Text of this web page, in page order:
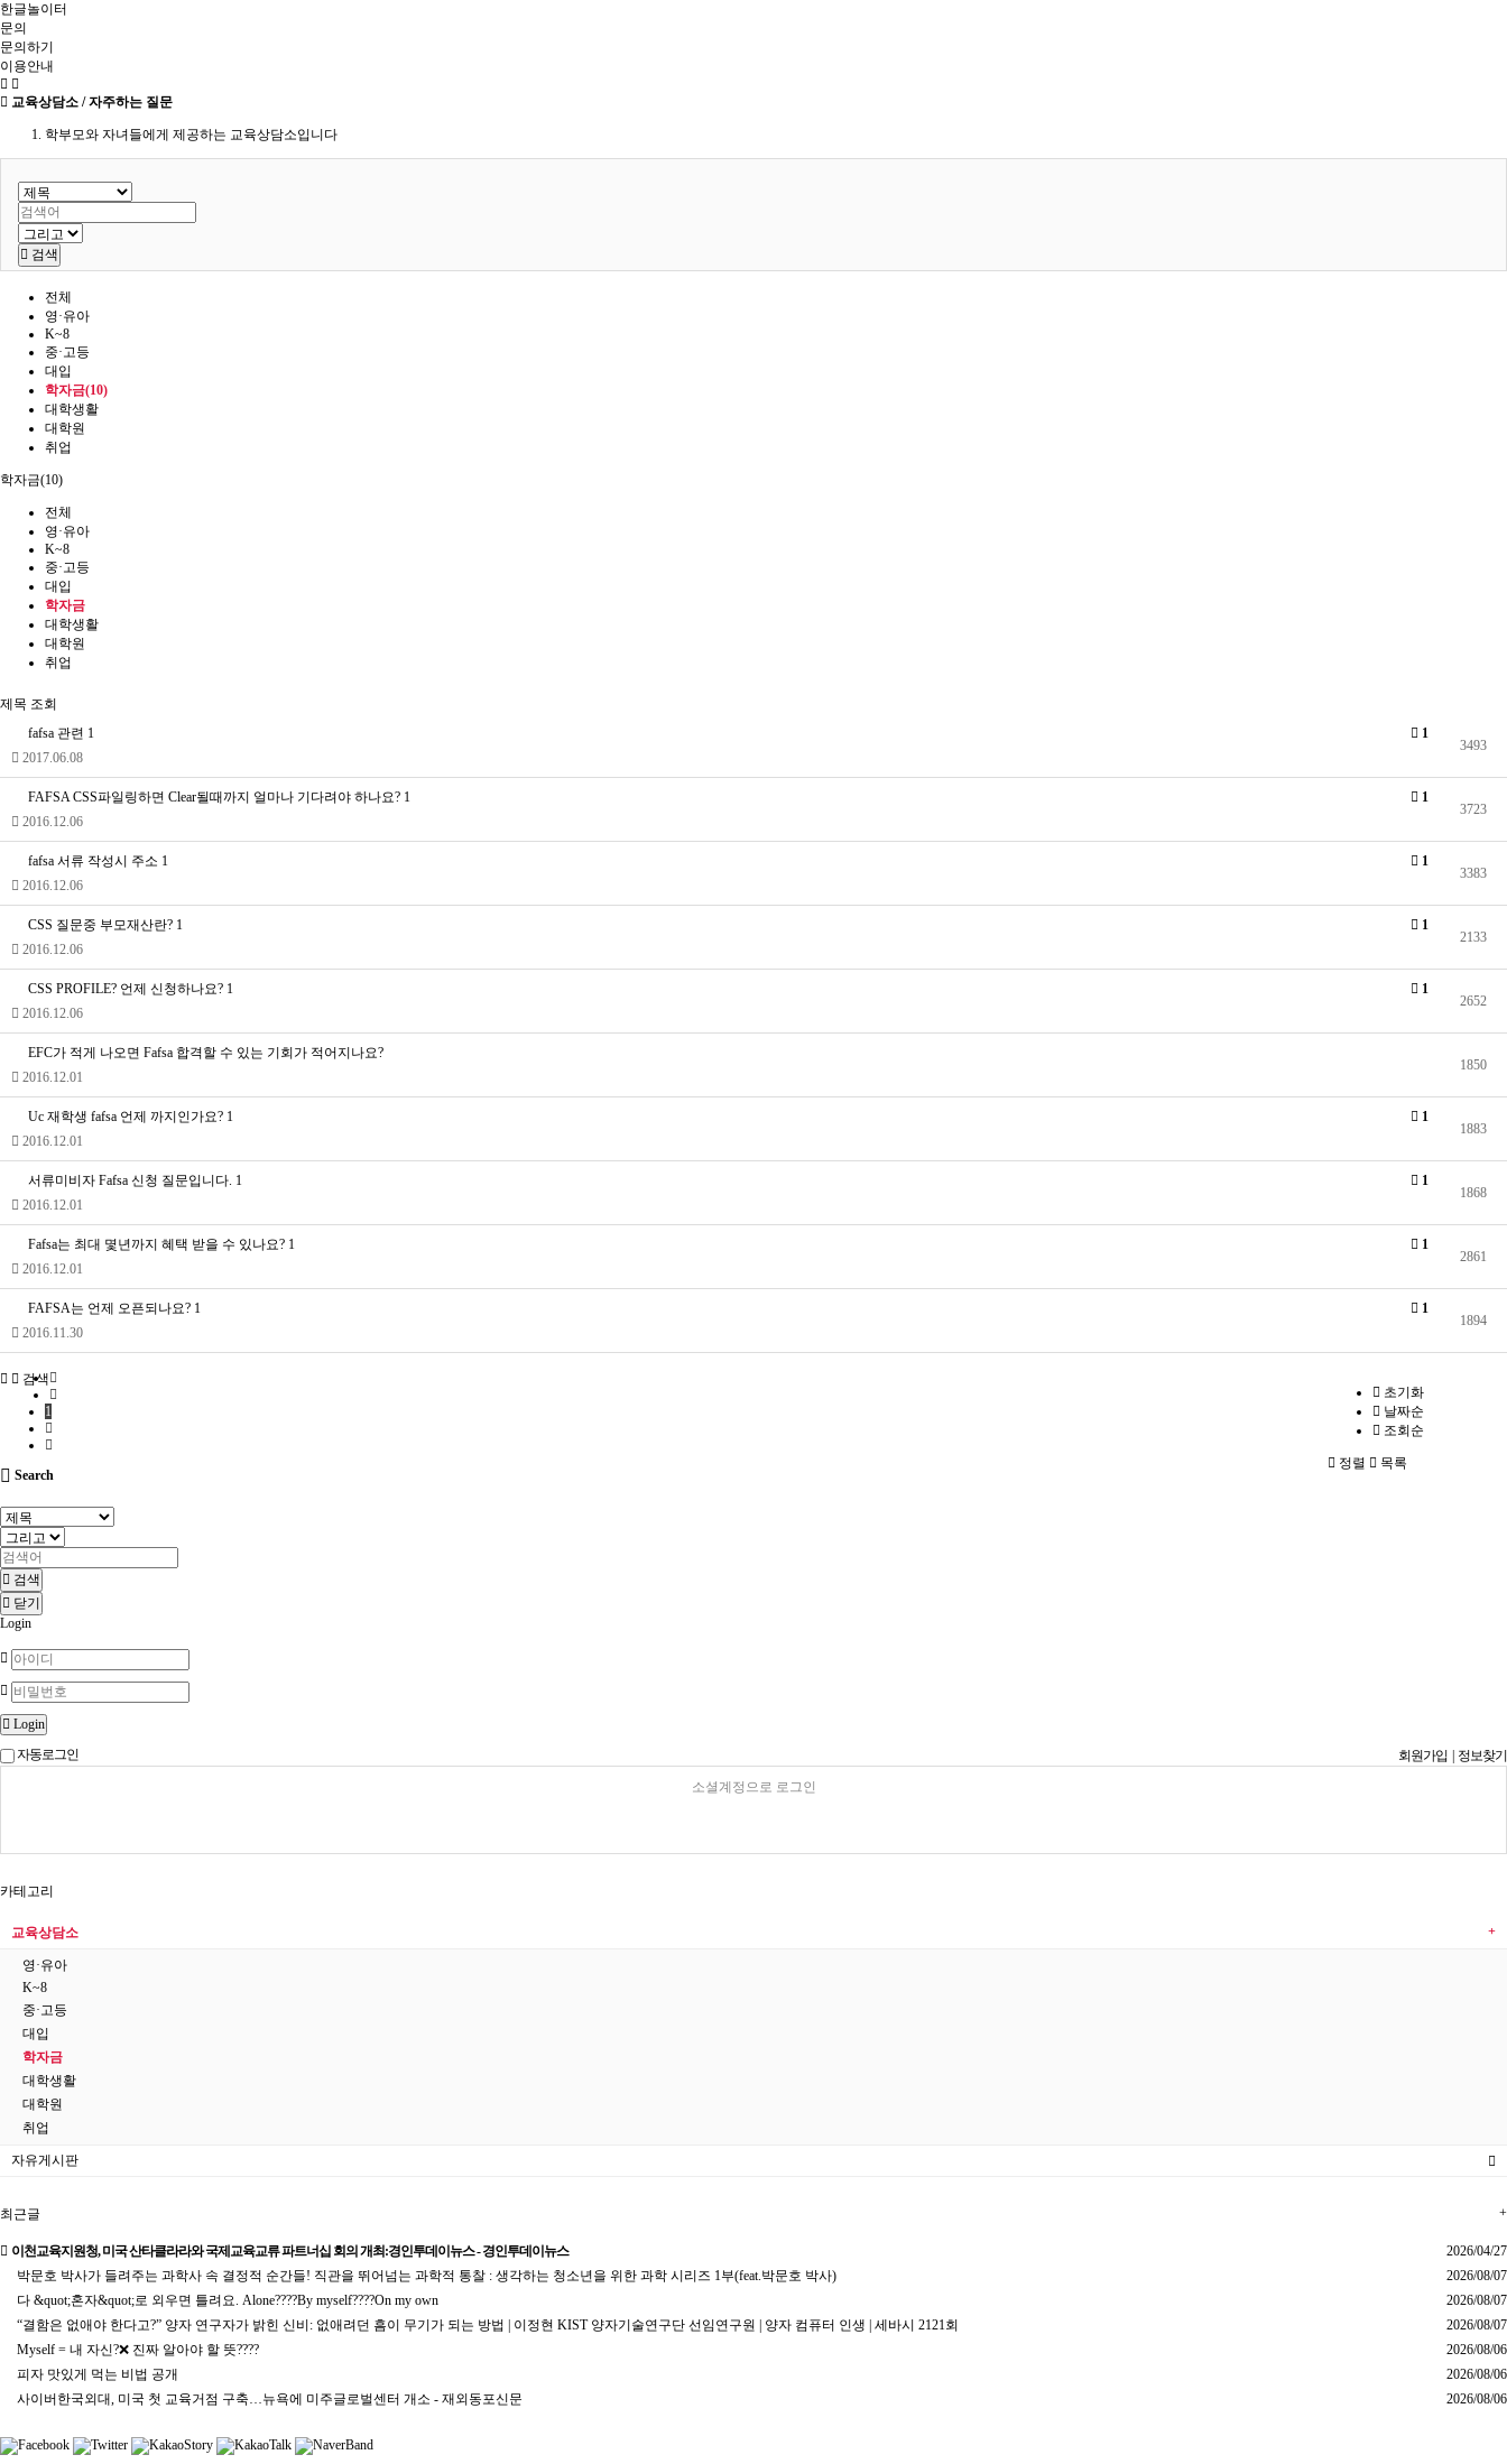
한글놀이터
문의
문의하기
이용안내
교육상담소 / 자주하는 질문
학부모와 자녀들에게 제공하는 교육상담소입니다
검색
전체
영·유아
K~8
중·고등
대입
학자금(10)
대학생활
대학원
취업
학자금(10)
전체
영·유아
K~8
중·고등
대입
학자금
대학생활
대학원
취업
제목 조회
1
fafsa 관련 1
2017.06.08
3493
1
FAFSA CSS파일링하면 Clear될때까지 얼마나 기다려야 하나요? 1
2016.12.06
3723
1
fafsa 서류 작성시 주소 1
2016.12.06
3383
1
CSS 질문중 부모재산란? 1
2016.12.06
2133
1
CSS PROFILE? 언제 신청하나요? 1
2016.12.06
2652
EFC가 적게 나오면 Fafsa 합격할 수 있는 기회가 적어지나요?
2016.12.01
1850
1
Uc 재학생 fafsa 언제 까지인가요? 1
2016.12.01
1883
1
서류미비자 Fafsa 신청 질문입니다. 1
2016.12.01
1868
1
Fafsa는 최대 몇년까지 혜택 받을 수 있나요? 1
2016.12.01
2861
1
FAFSA는 언제 오픈되나요? 1
2016.11.30
1894
초기화
날짜순
조회순
정렬 목록
검색
1
Search
검색
닫기
Login
Login
자동로그인
회원가입
정보찾기
소셜계정으로 로그인
카테고리
교육상담소
영·유아
K~8
중·고등
대입
학자금
대학생활
대학원
취업
자유게시판
+
최근글
2026/04/27
이천교육지원청, 미국 산타클라라와 국제교육교류 파트너십 회의 개최:경인투데이뉴스 - 경인투데이뉴스
2026/08/07
박문호 박사가 들려주는 과학사 속 결정적 순간들! 직관을 뛰어넘는 과학적 통찰 : 생각하는 청소년을 위한 과학 시리즈 1부(feat.박문호 박사)
2026/08/07
다 &quot;혼자&quot;로 외우면 틀려요. Alone????By myself????On my own
2026/08/07
“결함은 없애야 한다고?” 양자 연구자가 밝힌 신비: 없애려던 흠이 무기가 되는 방법 | 이정현 KIST 양자기술연구단 선임연구원 | 양자 컴퓨터 인생 | 세바시 2121회
2026/08/06
Myself = 내 자신?❌ 진짜 알아야 할 뜻????
2026/08/06
피자 맛있게 먹는 비법 공개
2026/08/06
사이버한국외대, 미국 첫 교육거점 구축…뉴욕에 미주글로벌센터 개소 - 재외동포신문